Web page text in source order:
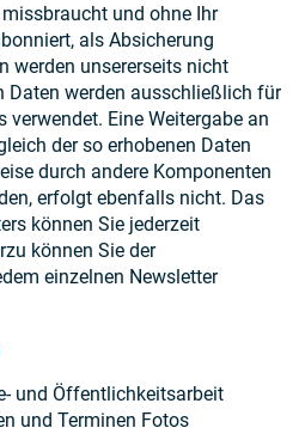
und ohne Ihr
als Absicherung
werden unsererseits nicht
Daten werden ausschließlich für
verwendet. Eine Weitergabe an
der so erhobenen Daten
durch andere Komponenten
erfolgt ebenfalls nicht. Das
können Sie jederzeit
können Sie der
einzelnen Newsletter
und Öffentlichkeitsarbeit
und Terminen Fotos